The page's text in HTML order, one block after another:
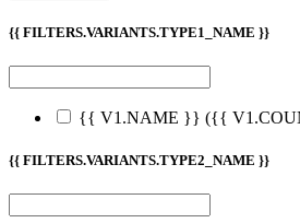
{{ FILTERS.VARIANTS.TYPE1_NAME }}
{{ V1.NAME }} ({{
{{ FILTERS.VARIANTS.TYPE2_NAME }}